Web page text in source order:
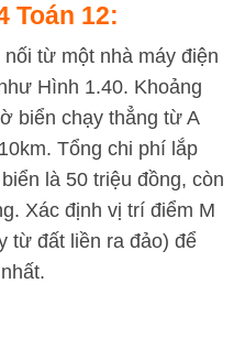
Toán 12:
từ một nhà máy điện
Hình 1.40. Khoảng
biển chạy thẳng từ A
Tổng chi phí lắp
là 50 triệu đồng, còn
Xác định vị trí điểm M
từ đất liền ra đảo) để